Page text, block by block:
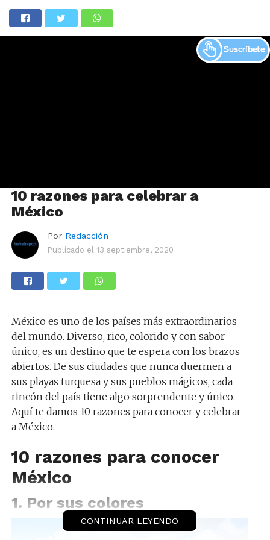
10 razones para celebrar a
México
Por Redacción
Publicado el 13 septiembre, 2020
México es uno de los países más extraordinarios
del mundo. Diverso, rico, colorido y con sabor
único, es un destino que te espera con los brazos
abiertos. De sus ciudades que nunca duermen a
sus playas turquesa y sus pueblos mágicos, cada
rincón del país tiene algo sorprendente y único.
Aquí te damos 10 razones para conocer y celebrar
a México.
10 razones para conocer
México
1. Por sus colores
CONTINUAR LEYENDO